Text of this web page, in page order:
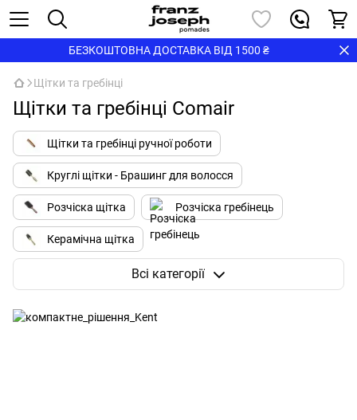
БЕЗКОШТОВНА ДОСТАВКА ВІД 1500 ₴
Щітки та гребінці
Щітки та гребінці Comair
Щітки та гребінці ручної роботи
Круглі щітки - Брашинг для волосся
Розчіска щітка Розчіска гребінець
Керамічна щітка
Щітки з натуральною щетиною
Всі категорії